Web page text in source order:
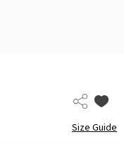
Size Guide